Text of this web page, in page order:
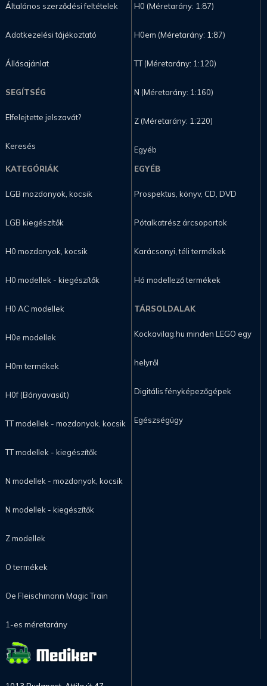
Általános szerződési feltételek
Adatkezelési tájékoztató
Állásajánlat
SEGÍTSÉG
Elfelejtette jelszavát?
Keresés
H0 (Méretarány: 1:87)
H0em (Méretarány: 1:87)
TT (Méretarány: 1:120)
N (Méretarány: 1:160)
Z (Méretarány: 1:220)
Egyéb
KATEGÓRIÁK
LGB mozdonyok, kocsik
LGB kiegészítők
H0 mozdonyok, kocsik
H0 modellek - kiegészítők
H0 AC modellek
H0e modellek
H0m termékek
H0f (Bányavasút)
TT modellek - mozdonyok, kocsik
TT modellek - kiegészítők
N modellek - mozdonyok, kocsik
N modellek - kiegészítők
Z modellek
O termékek
Oe Fleischmann Magic Train
1-es méretarány
EGYÉB
Prospektus, könyv, CD, DVD
Pótalkatrész árcsoportok
Karácsonyi, téli termékek
Hó modellező termékek
TÁRSOLDALAK
Kockavilag.hu minden LEGO egy
helyről
Digitális fényképezőgépek
Egészségügy